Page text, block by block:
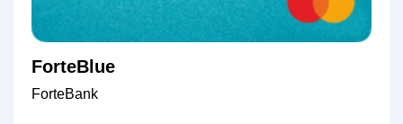
ForteBlue
ForteBank